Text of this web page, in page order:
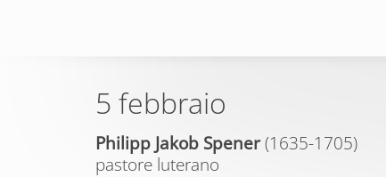
5 febbraio
Philipp Jakob Spener(1635-1705)
pastore luterano